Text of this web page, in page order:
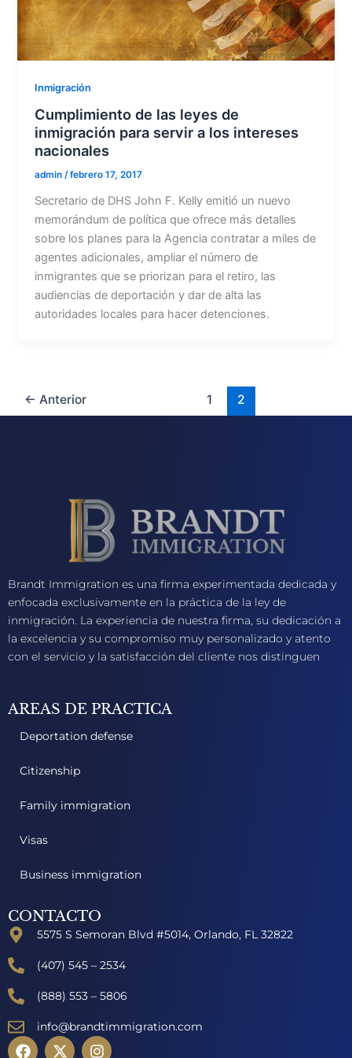
Inmigración
Cumplimiento de las leyes de
inmigración para servir a los intereses
nacionales
admin/febrero 17, 2017
Secretario de DHS John F. Kelly emitió un nuevo
memorándum de política que ofrece más detalles
sobre los planes para la Agencia contratar a miles de
agentes adicionales, ampliar el número de
inmigrantes que se priorizan para el retiro, las
audiencias de deportación y dar de alta las
autoridades locales para hacer detenciones.
← Anterior 1 2
Brandt Immigration es una firma experimentada dedicada y
enfocada exclusivamente en la práctica de la ley de
inmigración. La experiencia de nuestra firma, su dedicación a
la excelencia y su compromiso muy personalizado y atento
con el servicio y la satisfacción del cliente nos distinguen
AREAS DE PRACTICA
Deportation defense
Citizenship
Family immigration
Visas
Business immigration
CONTACTO
5575 S Semoran Blvd #5014, Orlando, FL 32822
(407) 545 – 2534
(888) 553 – 5806
info@brandtimmigration.com
F
X
I